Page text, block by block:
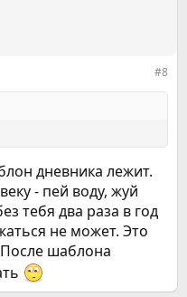
#8
дневника лежит.
- пей воду, жуй
тебя два раза в год
не может. Это
После шаблона